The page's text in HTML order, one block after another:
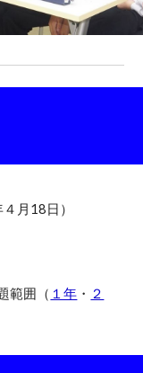
月18日）
範囲（ １年 ・ ２